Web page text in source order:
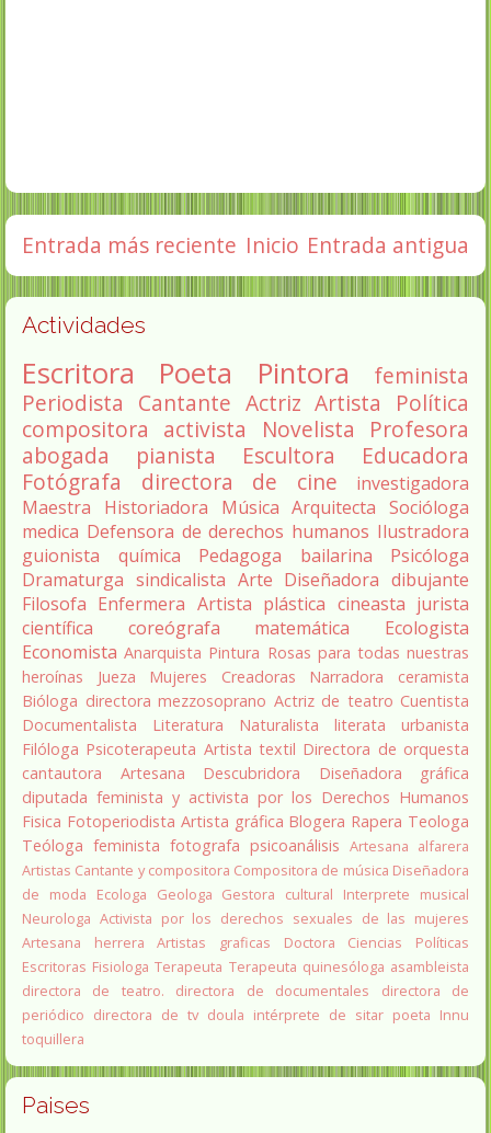
Entrada más reciente Entrada antigua
Inicio
Actividades
Escritora Poeta Pintora
feminista
Periodista Cantante Actriz Artista
Política
compositora activista Novelista
Profesora
abogada
pianista Escultora
Educadora
Fotógrafa
directora de cine
investigadora
Maestra
Historiadora Música Arquitecta Socióloga
medica Defensora de derechos humanos Ilustradora
guionista
química Pedagoga bailarina
Psicóloga
Dramaturga sindicalista Arte Diseñadora dibujante
Filosofa Enfermera Artista plástica cineasta jurista
científica
coreógrafa matemática
Ecologista
Economista Anarquista Pintura Rosas para todas nuestras
heroínas
Jueza Mujeres Creadoras Narradora
ceramista
Bióloga directora mezzosoprano Actriz de teatro Cuentista
Documentalista
Literatura Naturalista literata
urbanista
Filóloga Psicoterapeuta Artista textil Directora de orquesta
cantautora
Artesana Descubridora
Diseñadora gráfica
diputada feminista y activista por los Derechos Humanos
Fisica Fotoperiodista Artista gráfica Blogera Rapera Teologa
Teóloga feminista fotografa psicoanálisis Artesana alfarera
Artistas Cantante y compositora Compositora de música Diseñadora
de moda
Ecologa Geologa Gestora cultural
Interprete musical
Neurologa Activista por los derechos sexuales de las mujeres
Artesana herrera
Artistas graficas
Doctora Ciencias Políticas
Escritoras Fisiologa Terapeuta Terapeuta quinesóloga asambleista
directora de teatro.
directora de documentales
directora de
periódico directora de tv doula intérprete de sitar poeta Innu
toquillera
Paises